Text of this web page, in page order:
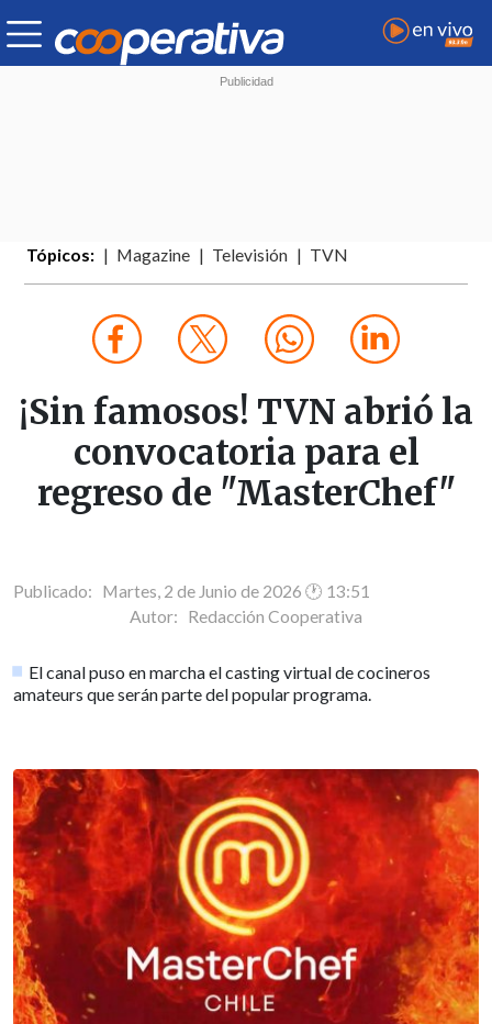
Tópicos: Magazine Televisión TVN
¡Sin famosos! TVN abrió la
convocatoria para el
regreso de "MasterChef"
Publicado: Martes, 2 de Junio de 2026 🕐 13:51
Autor: Redacción Cooperativa
El canal puso en marcha el casting virtual de cocineros
amateurs que serán parte del popular programa.